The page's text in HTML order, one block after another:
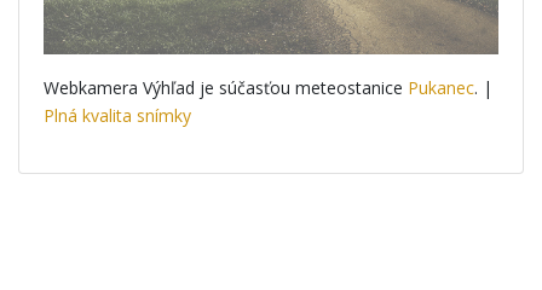
Webkamera Výhľad je súčasťou meteostanice Pukanec. |
Plná kvalita snímky